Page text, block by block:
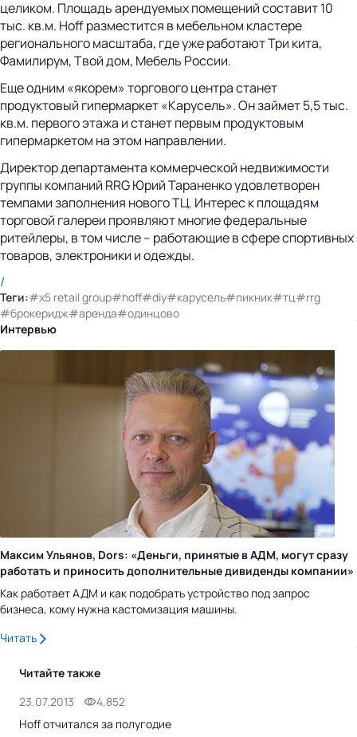
целиком. Площадь арендуемых помещений составит 10
тыс. кв.м. Hoff разместится в мебельном кластере
регионального масштаба, где уже работают Три кита,
Фамилирум, Твой дом, Мебель России.
Еще одним «якорем» торгового центра станет
продуктовый гипермаркет «Карусель». Он займет 5,5 тыс.
кв.м. первого этажа и станет первым продуктовым
гипермаркетом на этом направлении.
Директор департамента коммерческой недвижимости
группы компаний RRG Юрий Тараненко удовлетворен
темпами заполнения нового ТЦ. Интерес к площадям
торговой галереи проявляют многие федеральные
ритейлеры, в том числе – работающие в сфере спортивных
товаров, электроники и одежды.
/
Теги:#x5 retail group#hoff#diy#карусель#пикник#тц#rrg
#брокеридж#аренда#одинцово
Интервью
Максим Ульянов, Dors: «Деньги, принятые в АДМ, могут сразу
работать и приносить дополнительные дивиденды компании»
Как работает АДМ и как подобрать устройство под запрос
бизнеса, кому нужна кастомизация машины.
Читать
Читайте также
23.07.2013
4,852
Hoff отчитался за полугодие